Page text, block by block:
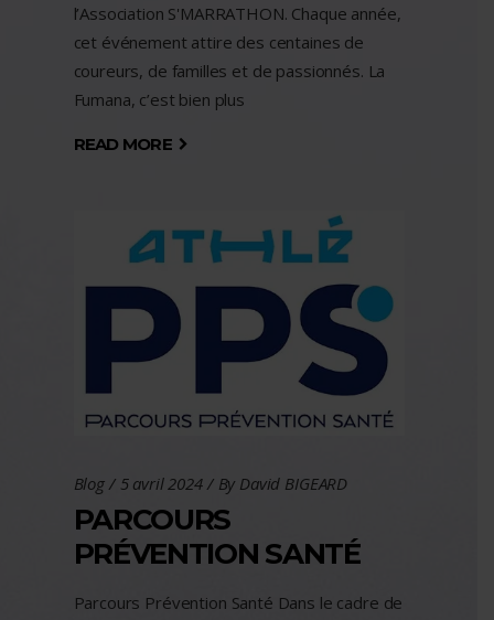
l’Association S'MARRATHON. Chaque année,
cet événement attire des centaines de
coureurs, de familles et de passionnés. La
Fumana, c’est bien plus
READ MORE
Blog 5 avril 2024 By David BIGEARD
PARCOURS
PRÉVENTION SANTÉ
Parcours Prévention Santé Dans le cadre de